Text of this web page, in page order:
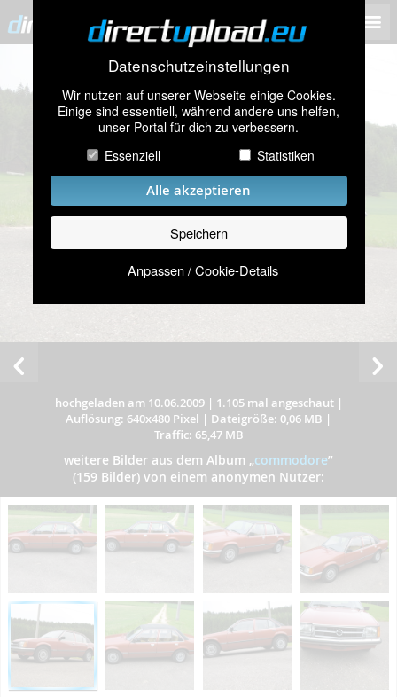
Datenschutzeinstellungen
Wir nutzen auf unserer Webseite einige Cookies.
Einige sind essentiell, während andere uns helfen,
unser Portal für dich zu verbessern.
Essenziell
Statistiken
Alle akzeptieren
Speichern
Anpassen / Cookie-Details
hochgeladen am 10.06.2009| 1.105 mal angeschaut|
Auflösung: 640x480 Pixel | Dateigröße: 0,06 MB |
Traffic: 65,47 MB
weitere Bilder aus dem Album „commodore”
(159 Bilder) von einem anonymen Nutzer: